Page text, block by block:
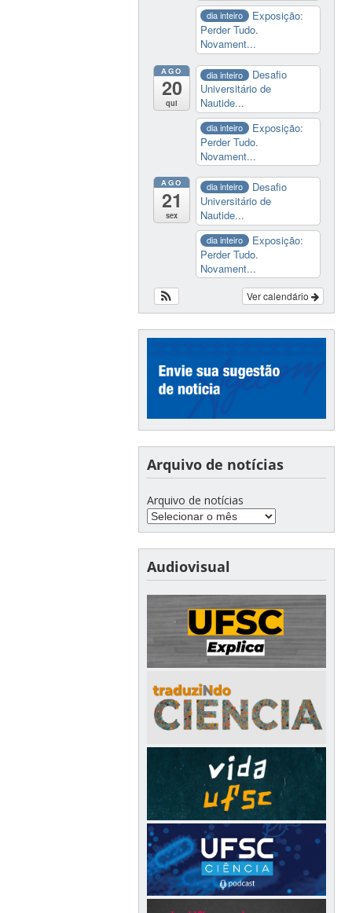
dia inteiro
Exposição:
Perder Tudo.
Novament...
AGO
20
qui
dia inteiro
Desafio
Universitário de
Nautide...
dia inteiro
Exposição:
Perder Tudo.
Novament...
AGO
21
sex
dia inteiro
Desafio
Universitário de
Nautide...
dia inteiro
Exposição:
Perder Tudo.
Novament...
Ver calendário
Arquivo de notícias
Arquivo de notícias
Audiovisual